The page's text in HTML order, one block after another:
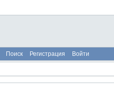
Поиск Регистрация Войти